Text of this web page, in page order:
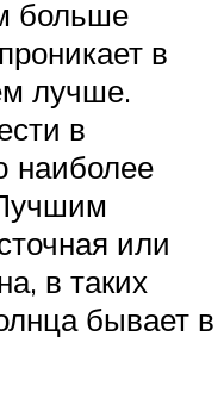
больше
в
лучше.
в
наиболее
или
в таких
бывает в